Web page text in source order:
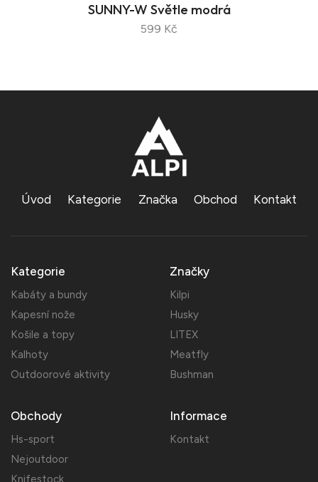
SUNNY-W Světle modrá
599 Kč
Úvod Kategorie Značka Obchod Kontakt
Kategorie
Kabáty a bundy
Kapesní nože
Košile a topy
Kalhoty
Outdoorové aktivity
Značky
Kilpi
Husky
LITEX
Meatfly
Bushman
Obchody
Hs-sport
Nejoutdoor
Knifestock
Informace
Kontakt